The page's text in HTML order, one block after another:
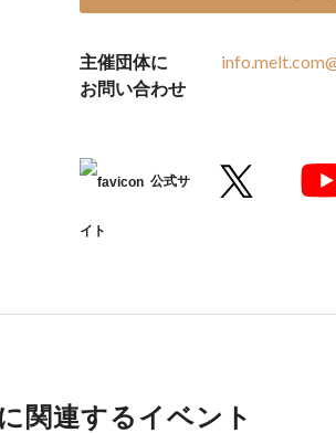
主催団体に
お問い合わせ
公式サ
イト
関連するイベント